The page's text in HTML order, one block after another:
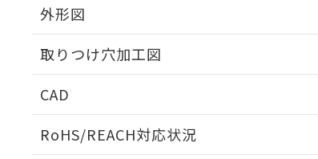
外形図
取りつけ穴加工図
CAD
RoHS/REACH対応状況